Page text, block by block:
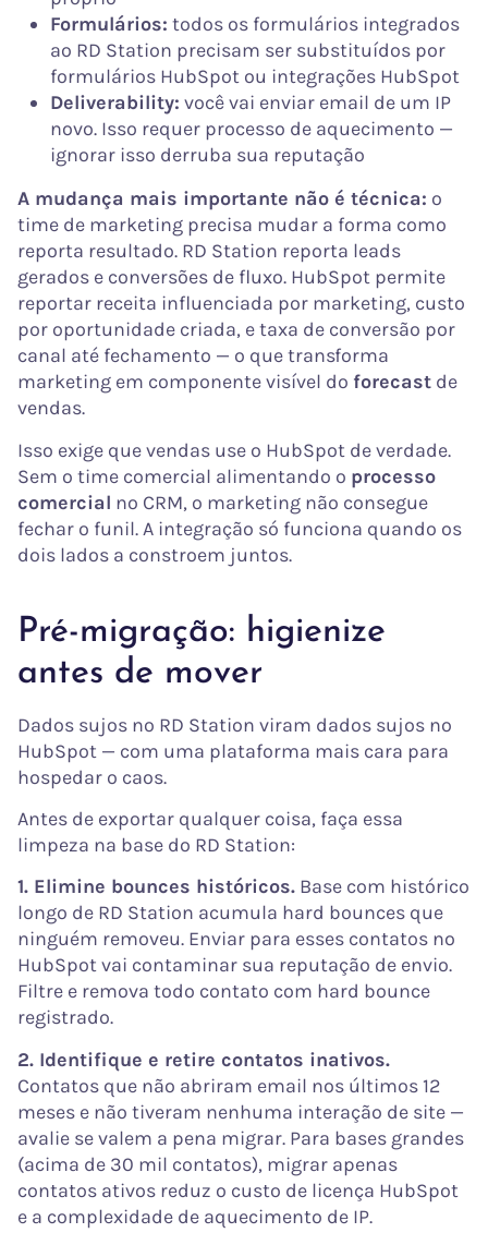
Formulários: todos os formulários integrados
ao RD Station precisam ser substituídos por
formulários HubSpot ou integrações HubSpot
Deliverability: você vai enviar email de um IP
novo. Isso requer processo de aquecimento —
ignorar isso derruba sua reputação
A mudança mais importante não é técnica: o
time de marketing precisa mudar a forma como
reporta resultado. RD Station reporta leads
gerados e conversões de fluxo. HubSpot permite
reportar receita influenciada por marketing, custo
por oportunidade criada, e taxa de conversão por
canal até fechamento — o que transforma
marketing em componente visível do forecast de
vendas.
Isso exige que vendas use o HubSpot de verdade.
Sem o time comercial alimentando o processo
comercial no CRM, o marketing não consegue
fechar o funil. A integração só funciona quando os
dois lados a constroem juntos.
Pré-migração: higienize
antes de mover
Dados sujos no RD Station viram dados sujos no
HubSpot — com uma plataforma mais cara para
hospedar o caos.
Antes de exportar qualquer coisa, faça essa
limpeza na base do RD Station:
1. Elimine bounces históricos. Base com histórico
longo de RD Station acumula hard bounces que
ninguém removeu. Enviar para esses contatos no
HubSpot vai contaminar sua reputação de envio.
Filtre e remova todo contato com hard bounce
registrado.
2. Identifique e retire contatos inativos.
Contatos que não abriram email nos últimos 12
meses e não tiveram nenhuma interação de site —
avalie se valem a pena migrar. Para bases grandes
(acima de 30 mil contatos), migrar apenas
contatos ativos reduz o custo de licença HubSpot
e a complexidade de aquecimento de IP.